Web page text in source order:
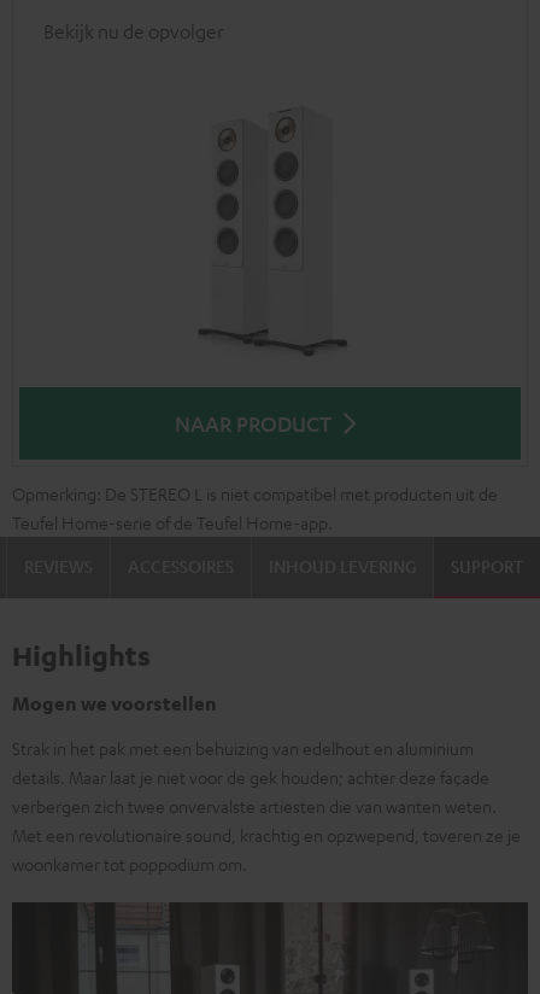
Bekijk nu de opvolger
NAAR PRODUCT
Opmerking: De STEREO L is niet compatibel met producten uit de
Teufel Home-serie of de Teufel Home-app.
SUPPORT
Highlights
Mogen we voorstellen
Strak in het pak met een behuizing van edelhout en aluminium
details. Maar laat je niet voor de gek houden; achter deze façade
verbergen zich twee onvervalste artiesten die van wanten weten.
Met een revolutionaire sound, krachtig en opzwepend, toveren ze je
woonkamer tot poppodium om.